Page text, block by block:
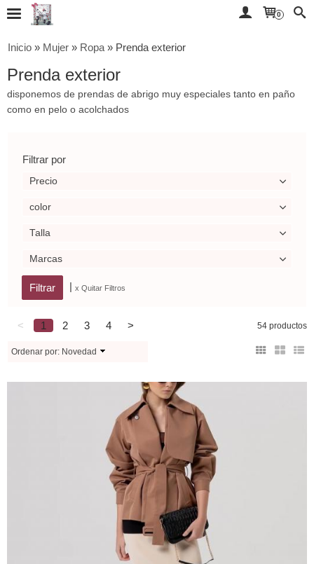
0
Inicio » Mujer » Ropa » Prenda exterior
Prenda exterior
disponemos de prendas de abrigo muy especiales tanto en paño
como en pelo o acolchados
Filtrar por
Precio
color
Talla
Marcas
x Quitar Filtros
< 1 2 3 4 > 54 productos
Ordenar por: Novedad